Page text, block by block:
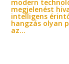
modern
megjelenést
intelligens
hangzás olyan
az...